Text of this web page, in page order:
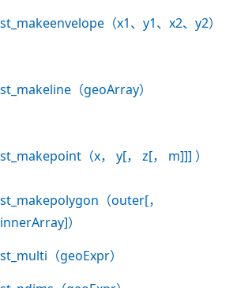
st_makeenvelope（x1、y1、x2、y2）
st_makeline（geoArray）
st_makepoint（x， y[， z[， m]]] ）
st_makepolygon（outer[，
innerArray]）
st_multi（geoExpr）